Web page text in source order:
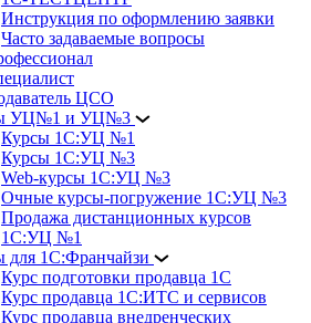
Инструкция по оформлению заявки
Часто задаваемые вопросы
ЦСО
УЦ№1 и УЦ№3
Курсы 1С:УЦ №1
Курсы 1С:УЦ №3
Web-курсы 1С:УЦ №3
Очные курсы-погружение 1С:УЦ №3
Продажа дистанционных курсов
1С:УЦ №1
для 1С:Франчайзи
Курс подготовки продавца 1С
Курс продавца 1С:ИТС и сервисов
Курс продавца внедренческих